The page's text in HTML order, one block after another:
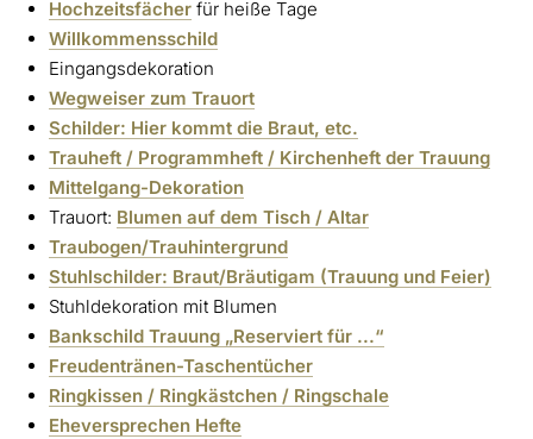
Hochzeitsfächer für heiße Tage
Willkommensschild
Eingangsdekoration
Wegweiser zum Trauort
Schilder: Hier kommt die Braut, etc.
Trauheft / Programmheft / Kirchenheft der Trauung
Mittelgang-Dekoration
Trauort: Blumen auf dem Tisch / Altar
Traubogen/Trauhintergrund
Stuhlschilder: Braut/Bräutigam (Trauung und Feier)
Stuhldekoration mit Blumen
Bankschild Trauung „Reserviert für ...“
Freudentränen-Taschentücher
Ringkissen / Ringkästchen / Ringschale
Eheversprechen Hefte